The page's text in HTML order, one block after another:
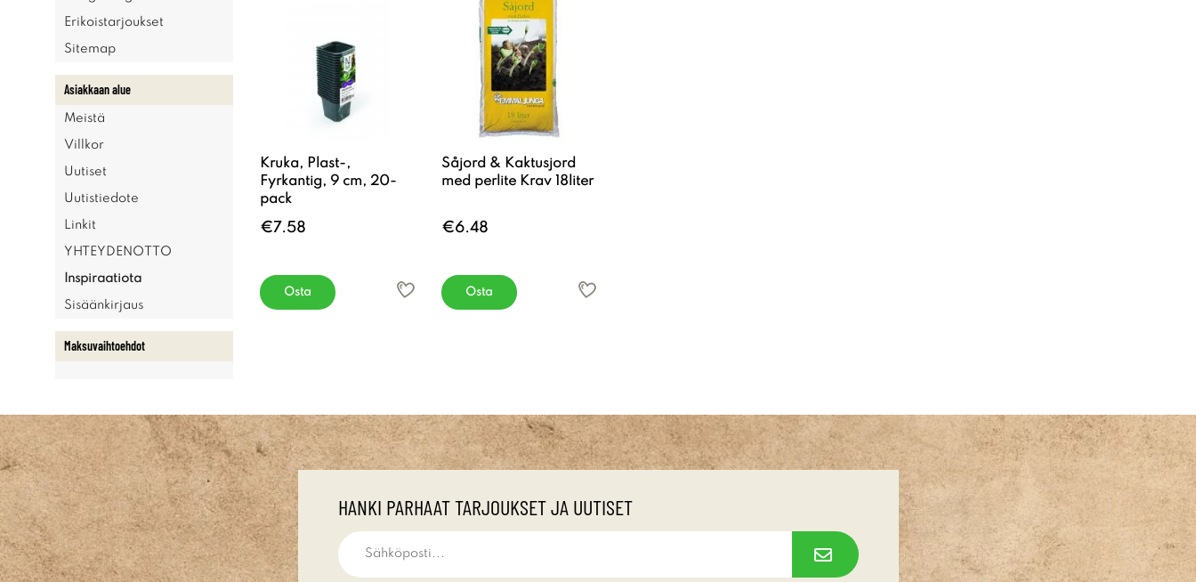
Erikoistarjoukset
Sitemap
Asiakkaan alue
Meistä
Villkor
Uutiset
Uutistiedote
Linkit
YHTEYDENOTTO
Inspiraatiota
Sisäänkirjaus
Maksuvaihtoehdot
Kruka, Plast-,
Fyrkantig, 9 cm, 20-
pack
€7.58
Osta
Såjord & Kaktusjord
med perlite Krav 18liter
€6.48
Osta
HANKI PARHAAT TARJOUKSET JA UUTISET